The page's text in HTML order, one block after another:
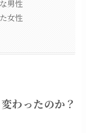
男性
女性
わったのか？